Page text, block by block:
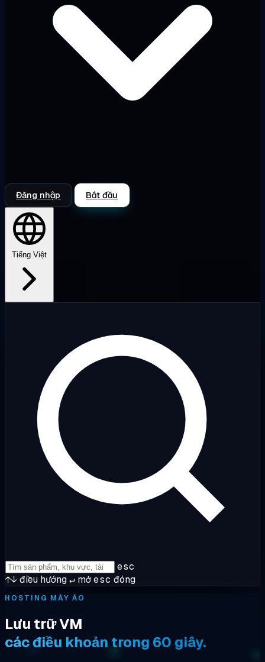
Đăng nhập Bắt đầu
Tiếng Việt
esc
↑↓ điều hướng↵ mởesc đóng
HOSTING MÁY ẢO
Lưu trữ VM
các điều khoản trong 60 giây.